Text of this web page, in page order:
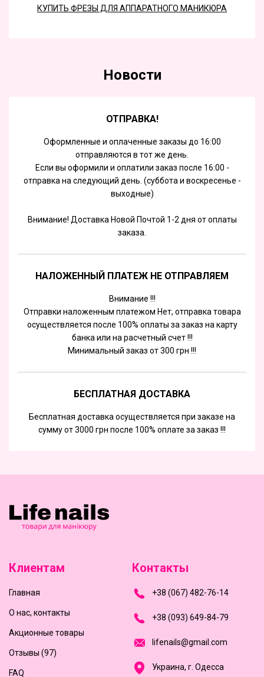
КУПИТЬ ФРЕЗЫ ДЛЯ АППАРАТНОГО МАНИКЮРА
Новости
ОТПРАВКА!
Оформленные и оплаченные заказы до 16:00
отправляются в тот же день.
Если вы оформили и оплатили заказ после 16:00 -
отправка на следующий день. (суббота и воскресенье -
выходные)
Внимание! Доставка Новой Почтой 1-2 дня от оплаты
заказа.
НАЛОЖЕННЫЙ ПЛАТЕЖ НЕ ОТПРАВЛЯЕМ
Внимание !!!
Отправки наложенным платежом Нет, отправка товара
осуществляется после 100% оплаты за заказ на карту
банка или на расчетный счет !!!
Минимальный заказ от 300 грн !!!
БЕСПЛАТНАЯ ДОСТАВКА
Бесплатная доставка осуществляется при заказе на
сумму от 3000 грн после 100% оплате за заказ !!!
Клиентам
Главная
О нас, контакты
Акционные товары
Отзывы (97)
FAQ
Контакты
+38 (067) 482-76-14
+38 (093) 649-84-79
ifenai s@gmai com
Украина, г. Одесса